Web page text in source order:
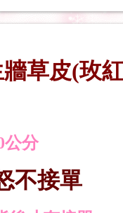
草皮(玫
公分
不接單